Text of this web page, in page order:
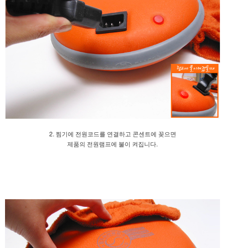
2. 찜기에 전원코드를 연결하고 콘센트에 꽂으면
제품의 전원램프에 불이 켜집니다.